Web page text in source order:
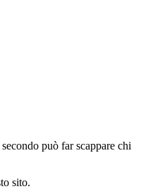
può far scappare chi
sito.